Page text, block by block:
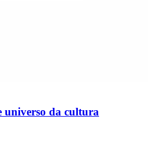
universo da cultura